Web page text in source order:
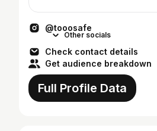
@tooosafe
Other socials
Check contact details
Get audience breakdown
Full Profile Data